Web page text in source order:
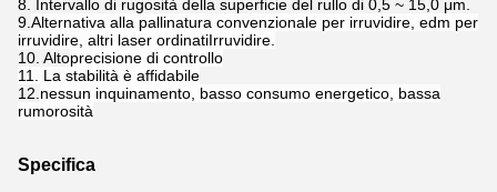
8. Intervallo di rugosità della superficie del rullo di 0,5 ~ 15,0 μm.
9. Alternativa alla pallinatura convenzionale per irruvidire, edm per
irruvidire, altri laser ordinatiIrruvidire.
10. Altoprecisione di controllo
11. La stabilità è affidabile
12. nessun inquinamento, basso consumo energetico, bassa
rumorosità
Specifica